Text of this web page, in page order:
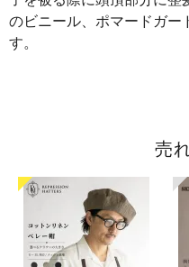
のビニール、ポマードガー
す。
売